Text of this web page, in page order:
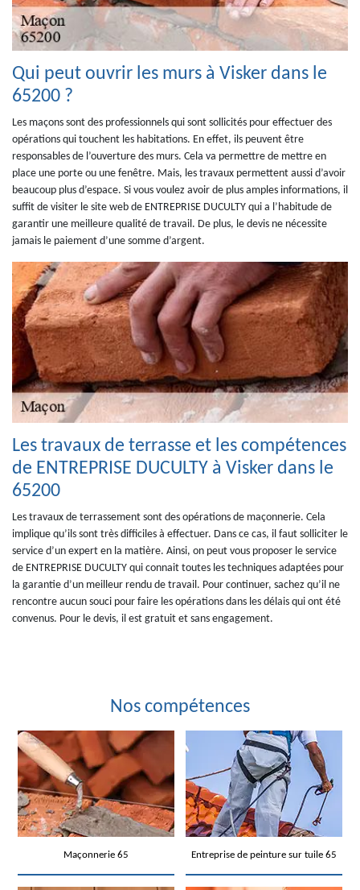
Qui peut ouvrir les murs à Visker dans le
65200 ?
Les maçons sont des professionnels qui sont sollicités pour effectuer des
opérations qui touchent les habitations. En effet, ils peuvent être
responsables de l’ouverture des murs. Cela va permettre de mettre en
place une porte ou une fenêtre. Mais, les travaux permettent aussi d’avoir
beaucoup plus d’espace. Si vous voulez avoir de plus amples informations, il
suffit de visiter le site web de ENTREPRISE DUCULTY qui a l’habitude de
garantir une meilleure qualité de travail. De plus, le devis ne nécessite
jamais le paiement d’une somme d’argent.
Les travaux de terrasse et les compétences
de ENTREPRISE DUCULTY à Visker dans le
65200
Les travaux de terrassement sont des opérations de maçonnerie. Cela
implique qu’ils sont très difficiles à effectuer. Dans ce cas, il faut solliciter le
service d’un expert en la matière. Ainsi, on peut vous proposer le service
de ENTREPRISE DUCULTY qui connait toutes les techniques adaptées pour
la garantie d’un meilleur rendu de travail. Pour continuer, sachez qu’il ne
rencontre aucun souci pour faire les opérations dans les délais qui ont été
convenus. Pour le devis, il est gratuit et sans engagement.
Nos compétences
Maçonnerie 65 Entreprise de peinture sur tuile 65